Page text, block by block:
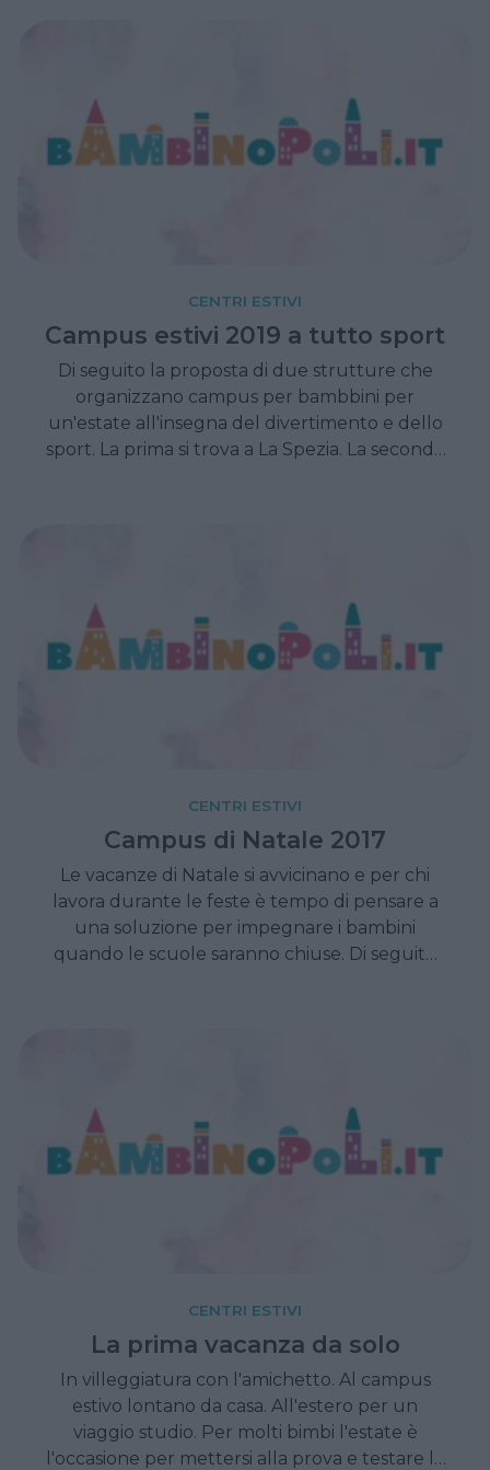
CENTRI ESTIVI
Campus estivi 2019 a tutto sport
Di seguito la proposta di due strutture che
organizzano campus per bambbini per
un'estate all'insegna del divertimento e dello
sport. La prima si trova a La Spezia. La seconda
CENTRI ESTIVI
Campus di Natale 2017
Le vacanze di Natale si avvicinano e per chi
lavora durante le feste è tempo di pensare a
una soluzione per impegnare i bambini
quando le scuole saranno chiuse. Di seguito
CENTRI ESTIVI
La prima vacanza da solo
In villeggiatura con l'amichetto. Al campus
estivo lontano da casa. All'estero per un
viaggio studio. Per molti bimbi l'estate è
l'occasione per mettersi alla prova e testare la